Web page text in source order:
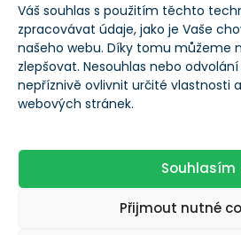
Váš souhlas s použitím těchto
zpracovávat údaje, jako je Vaše
našeho webu. Díky tomu můžeme
zlepšovat. Nesouhlas nebo
nepříznivě ovlivnit určité vlastnosti
webových stránek.
Souhlasím
Přijmout nutné
Zaměstnanci 29
Vedení společnosti --